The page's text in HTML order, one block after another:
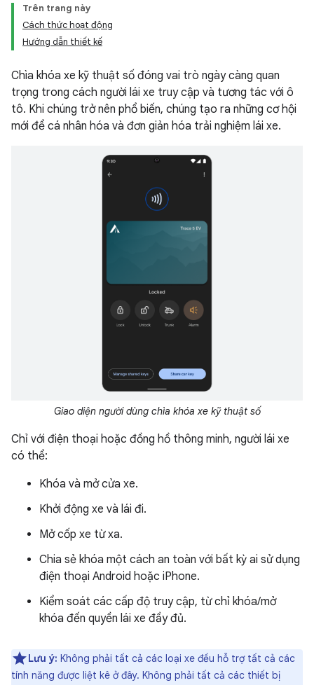
Trên trang này
Cách thức hoạt động
Hướng dẫn thiết kế
Chìa khóa xe kỹ thuật số đóng vai trò ngày càng quan
trọng trong cách người lái xe truy cập và tương tác với ô
tô. Khi chúng trở nên phổ biến, chúng tạo ra những cơ hội
mới để cá nhân hóa và đơn giản hóa trải nghiệm lái xe.
Giao diện người dùng chìa khóa xe kỹ thuật số
Chỉ với điện thoại hoặc đồng hồ thông minh, người lái xe
có thể:
Khóa và mở cửa xe.
Khởi động xe và lái đi.
Mở cốp xe từ xa.
Chia sẻ khóa một cách an toàn với bất kỳ ai sử dụng
điện thoại Android hoặc iPhone.
Kiểm soát các cấp độ truy cập, từ chỉ khóa/mở
khóa đến quyền lái xe đầy đủ.
Lưu ý: Không phải tất cả các loại xe đều hỗ trợ tất cả các
tính năng được liệt kê ở đây. Không phải tất cả các thiết bị